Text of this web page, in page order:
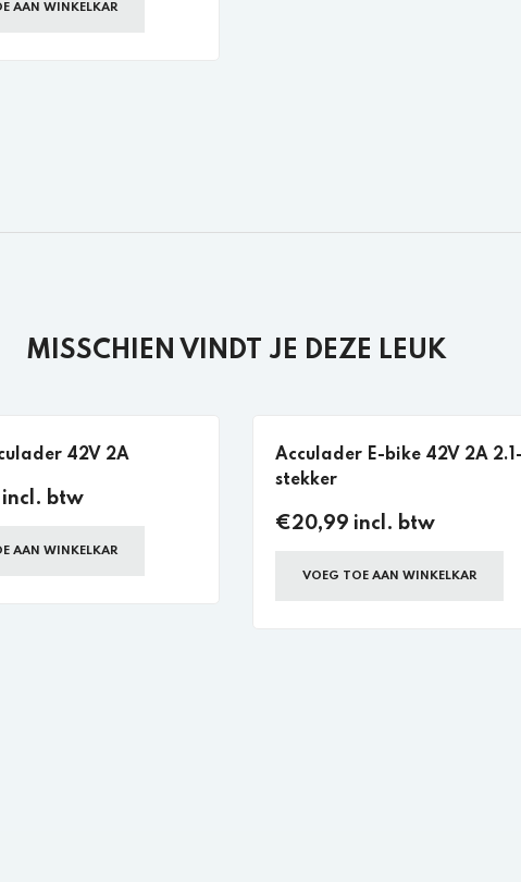
AAN WINKELKAR
MISSCHIEN VINDT JE DEZE LEUK
42V 2A
btw
AAN WINKELKAR
Acculader E-bike 42V 2A 2.1-
stekker
€20,99 incl. btw
VOEG TOE AAN WINKELKAR